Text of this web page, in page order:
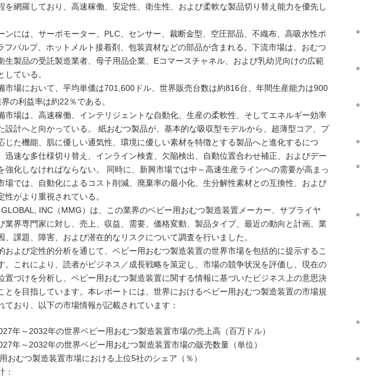
を網羅しており、高速稼働、安定性、衛生性、および柔軟な製品切り替え能力を優先し
ンには、サーボモーター、PLC、センサー、裁断金型、空圧部品、不織布、高吸水性ポ
フパルプ、ホットメルト接着剤、包装資材などの部品が含まれる。下流市場は、おむつ
生製品の受託製造業者、母子用品企業、Eコマースチャネル、および乳幼児向けの広範
している。
市場において、平均単価は701,600ドル、世界販売台数は約816台、年間生産能力は900
の利益率は約22％である。
市場は、高速稼働、インテリジェントな自動化、生産の柔軟性、そしてエネルギー効率
設計へと向かっている。 紙おむつ製品が、基本的な吸収型モデルから、超薄型コア、プ
じた機能、肌に優しい通気性、環境に優しい素材を特徴とする製品へと進化するにつ
迅速な多仕様切り替え、インライン検査、欠陥検出、自動位置合わせ補正、およびデー
強化しなければならない。 同時に、新興市場では中～高速生産ラインへの需要が高まっ
場では、自動化によるコスト削減、廃棄率の最小化、生分解性素材との互換性、および
がより重視されている。
INC（MMG）は、この業界のベビー用おむつ製造装置メーカー、サプライヤ
業界専門家に対し、売上、収益、需要、価格変動、製品タイプ、最近の動向と計画、業
、課題、障害、および潜在的なリスクについて調査を行いました。
および定性的分析を通じて、ベビー用おむつ製造装置の世界市場を包括的に提示するこ
。これにより、読者がビジネス／成長戦略を策定し、市場の競争状況を評価し、現在の
置づけを分析し、ベビー用おむつ製造装置に関する情報に基づいたビジネス上の意思決
とを目指しています。本レポートには、世界におけるベビー用おむつ製造装置の市場規
ており、以下の市場情報が記載されています：
年～2032年の世界ベビー用おむつ製造装置市場の売上高（百万ドル）
年～2032年の世界ベビー用おむつ製造装置市場の販売数量（単位）
おむつ製造装置市場における上位5社のシェア（％）
：